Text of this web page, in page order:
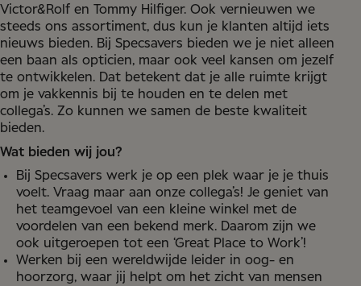
Victor&Rolf en Tommy Hilfiger. Ook vernieuwen we
steeds ons assortiment, dus kun je klanten altijd iets
nieuws bieden. Bij Specsavers bieden we je niet alleen
een baan als opticien, maar ook veel kansen om jezelf
te ontwikkelen. Dat betekent dat je alle ruimte krijgt
om je vakkennis bij te houden en te delen met
collega’s. Zo kunnen we samen de beste kwaliteit
bieden.
Wat bieden wij jou?
Bij Specsavers werk je op een plek waar je je thuis
voelt. Vraag maar aan onze collega’s! Je geniet van
het teamgevoel van een kleine winkel met de
voordelen van een bekend merk. Daarom zijn we
ook uitgeroepen tot een ‘Great Place to Work’!
Werken bij een wereldwijde leider in oog- en
hoorzorg, waar jij helpt om het zicht van mensen